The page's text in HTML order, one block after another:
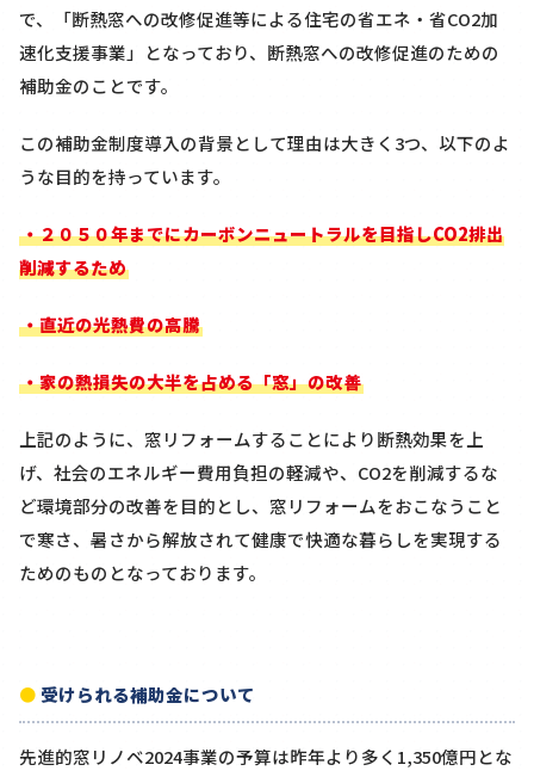
で、「断熱窓への改修促進等による住宅の省エネ・省CO2加
速化支援事業」となっており、断熱窓への改修促進のための
補助金のことです。
この補助金制度導入の背景として理由は大きく3つ、以下のよ
うな目的を持っています。
・２０５０年までにカーボンニュートラルを目指しCO2排出
削減するため
・直近の光熱費の高騰
・家の熱損失の大半を占める「窓」の改善
上記のように、窓リフォームすることにより断熱効果を上
げ、社会のエネルギー費用負担の軽減や、CO2を削減するな
ど環境部分の改善を目的とし、窓リフォームをおこなうこと
で寒さ、暑さから解放されて健康で快適な暮らしを実現する
ためのものとなっております。
受けられる補助金について
先進的窓リノベ2024事業の予算は昨年より多く1,350億円とな